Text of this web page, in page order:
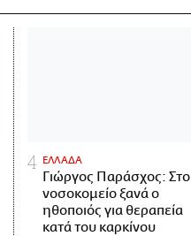
ΕΛΛΑΔΑ
Γιώργος Παράσχος: Στο
νοσοκομείο ξανά ο
ηθοποιός για θεραπεία
κατά του καρκίνου